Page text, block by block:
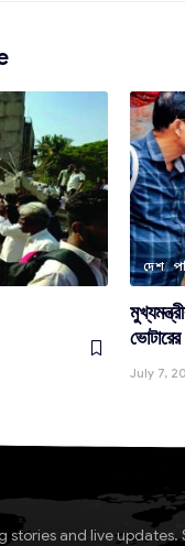
দেশ
July 7,
stories and live updates.